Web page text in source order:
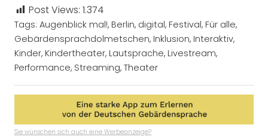
Post Views: 1.374
Tags: Augenblick mal!, Berlin, digital, Festival, Für alle,
Gebärdensprachdolmetschen, Inklusion, Interaktiv,
Kinder, Kindertheater, Lautsprache, Livestream,
Performance, Streaming, Theater
Sie wünschen sich auch eine Werbeanzeige?